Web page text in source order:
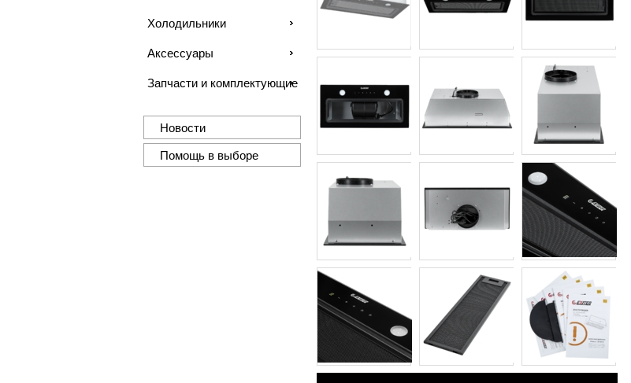
Холодильники
Аксессуары
Запчасти и комплектующие
Новости
Помощь в выборе